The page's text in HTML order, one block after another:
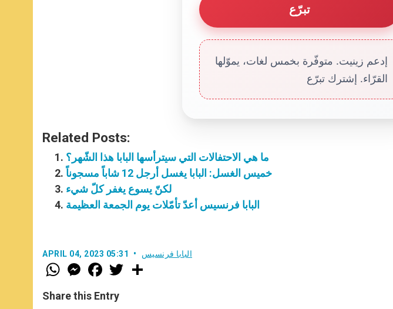
تبرّع
إدعم زينيت. متوفّرة بخمس لغات، يموّلها
القرّاء. إشترك تبرّع
Related Posts:
ما هي الاحتفالات التي سيترأسها البابا هذا الشّهر؟
خميس الغسل: البابا يغسل أرجل 12 شاباً مسجوناً
لكنّ يسوع يغفر كلّ شيء
البابا فرنسيس أعدّ تأمّلات يوم الجمعة العظيمة
APRIL 04, 2023 05:31 البابا فرنسيس
W
h
t
s
M
e
s
e
F
a
e
b
w
Share this Entry